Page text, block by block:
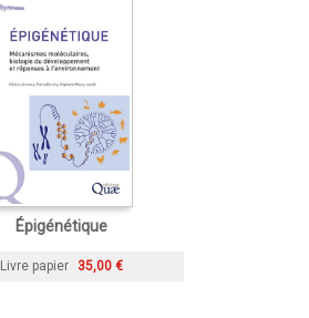
Épigénétique
Livre papier 35,00 €